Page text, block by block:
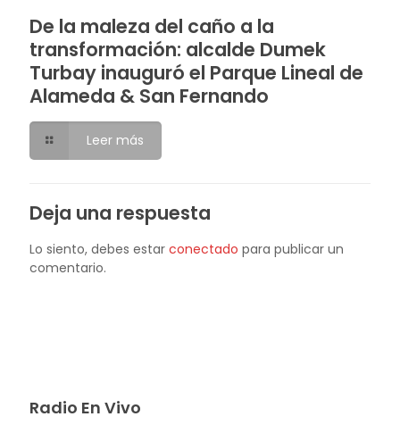
De la maleza del caño a la
transformación: alcalde Dumek
Turbay inauguró el Parque Lineal de
Alameda & San Fernando
Leer más
Deja una respuesta
Lo siento, debes estar conectado para publicar un
comentario.
Radio En Vivo